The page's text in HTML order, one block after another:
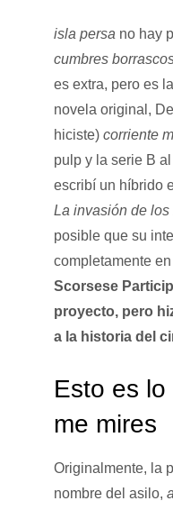
isla persa no hay
cumbres
es extra, pero es
novela original,
hiciste) corriente
pulp y la serie B
escribí un híbrido
La invasión de
posible que su
completamente
Scorsese
proyecto, pero
a la historia del
Esto es
me mires
Originalmente, la
nombre del asilo,